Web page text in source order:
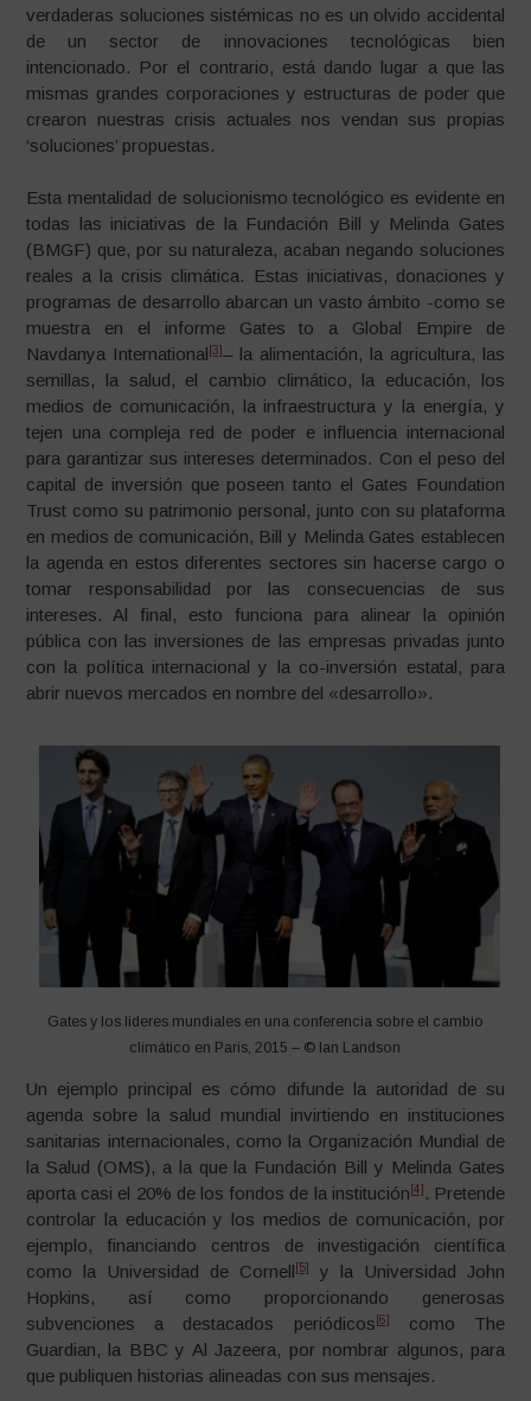
verdaderas soluciones sistémicas no es un olvido accidental
de un sector de innovaciones tecnológicas bien
intencionado. Por el contrario, está dando lugar a que las
mismas grandes corporaciones y estructuras de poder que
crearon nuestras crisis actuales nos vendan sus propias
‘soluciones’ propuestas.
Esta mentalidad de solucionismo tecnológico es evidente en
todas las iniciativas de la Fundación Bill y Melinda Gates
(BMGF) que, por su naturaleza, acaban negando soluciones
reales a la crisis climática. Estas iniciativas, donaciones y
programas de desarrollo abarcan un vasto ámbito -como se
muestra en el informe Gates to a Global Empire de
Navdanya International [3]– la alimentación, la agricultura, las
semillas, la salud, el cambio climático, la educación, los
medios de comunicación, la infraestructura y la energía, y
tejen una compleja red de poder e influencia internacional
para garantizar sus intereses determinados. Con el peso del
capital de inversión que poseen tanto el Gates Foundation
Trust como su patrimonio personal, junto con su plataforma
en medios de comunicación, Bill y Melinda Gates establecen
la agenda en estos diferentes sectores sin hacerse cargo o
tomar responsabilidad por las consecuencias de sus
intereses. Al final, esto funciona para alinear la opinión
pública con las inversiones de las empresas privadas junto
con la política internacional y la co-inversión estatal, para
abrir nuevos mercados en nombre del «desarrollo».
Gates y los lideres mundiales en una conferencia sobre el cambio
climático en Paris, 2015 – © Ian Landson
Un ejemplo principal es cómo difunde la autoridad de su
agenda sobre la salud mundial invirtiendo en instituciones
sanitarias internacionales, como la Organización Mundial de
la Salud (OMS), a la que la Fundación Bill y Melinda Gates
aporta casi el 20% de los fondos de la institución [4] . Pretende
controlar la educación y los medios de comunicación, por
ejemplo, financiando centros de investigación científica
como la Universidad de Cornell [5]
y la Universidad John
Hopkins, así como proporcionando generosas
subvenciones a destacados periódicos [6]
como The
Guardian, la BBC y Al Jazeera, por nombrar algunos, para
que publiquen historias alineadas con sus mensajes.